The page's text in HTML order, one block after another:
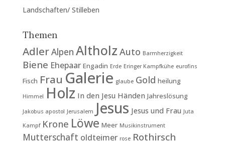
Landschaften/ Stilleben
Themen
AdlerAlpen Altholz Auto Barmherzigkeit
Biene Ehepaar Engadin Erde Eringer Kampfkühe eurofins
Fisch Frau Galerie glaube Gold heilung
Himmel Holz In den Jesu Händen Jahreslösung
Jakobus apostol Jerusalem Jesus Jesus und Frau Juta
Kampf Krone Löwe Meer Musikinstrument
Mutterschaft oldteimer rose Rothirsch